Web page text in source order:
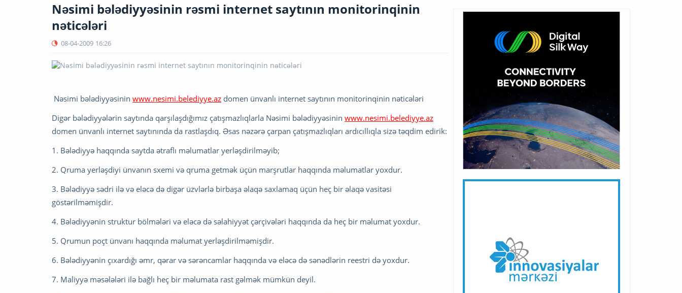
Nəsimi bələdiyyəsinin rəsmi internet saytının monitorinqinin
nəticələri
08-04-2009 16:26
Nəsimi bələdiyyəsinin www.nesimi.belediyye.az domen ünvanlı internet saytının monitorinqinin nəticələri
Digər bələdiyyələrin saytında qarşılaşdığımız çatışmazlıqlarla Nəsimi bələdiyyəsinin www.nesimi.belediyye.az
domen ünvanlı internet saytınında da rastlaşdıq. Əsas nəzərə çarpan çatışmazlıqları ardıcıllıqla sizə təqdim edirik:
1. Bələdiyyə haqqında saytda ətraflı məlumatlar yerləşdirilməyib;
2. Qruma yerləşdiyi ünvanın sxemi və qruma getmək üçün marşrutlar haqqında məlumatlar yoxdur.
3. Bələdiyyə sədri ilə və eləcə də digər üzvlərlə birbaşa əlaqə saxlamaq üçün heç bir əlaqə vasitəsi
göstərilməmişdir.
4. Bələdiyyənin struktur bölmələri və eləcə də səlahiyyət çərçivələri haqqında da heç bir məlumat yoxdur.
5. Qrumun poçt ünvanı haqqında məlumat yerləşdirilməmişdir.
6. Bələdiyyənin çıxardığı əmr, qərar və sərəncamlar haqqında və eləcə də sənədlərin reestri də yoxdur.
7. Maliyyə məsələləri ilə bağlı heç bir məlumata rast gəlmək mümkün deyil.